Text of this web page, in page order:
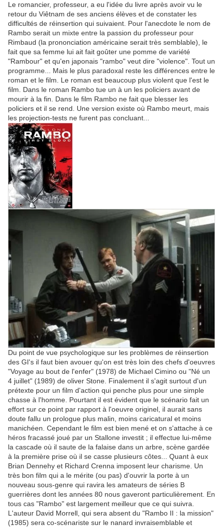
Le romancier, professeur, a eu l'idée du livre après avoir vu le
retour du Viêtnam de ses anciens élèves et de constater les
difficultés de réinsertion qui suivaient. Pour l'anecdote le nom de
Rambo serait un mixte entre la passion du professeur pour
Rimbaud (la prononciation américaine serait très semblable), le
fait que sa femme lui ait fait goûter une pomme de variété
"Rambour" et qu'en japonais "rambo" veut dire "violence". Tout un
programme... Mais le plus paradoxal reste les différences entre le
roman et le film. Le roman est beaucoup plus violent que l'est le
film. Dans le roman Rambo tue un à un les policiers avant de
mourir à la fin. Dans le film Rambo ne fait que blesser les
policiers et il se rend. Une version existe où Rambo meurt, mais
les projection-tests ne furent pas concluant...
Du point de vue psychologique sur les problèmes de réinsertion
des GI's il faut bien avouer qu'on est très loin des chefs d'oeuvres
"Voyage au bout de l'enfer" (1978) de Michael Cimino ou "Né un
4 juillet" (1989) de oliver Stone. Finalement il s'agit surtout d'un
prétexte pour un film d'action qui penche plus pour une simple
chasse à l'homme. Pourtant il est évident que le scénario fait un
effort sur ce point par rapport à l'oeuvre originel, il aurait sans
doute fallu un prologue plus malin, moins caricatural et moins
manichéen. Cependant le film est bien mené et on s'attache à ce
héros fracassé joué par un Stallone investit ; il effectue lui-même
la cascade où il saute de la falaise dans un arbre, scène gardée
à la première prise où il se casse plusieurs côtes... Quant à eux
Brian Dennehy et Richard Crenna imposent leur charisme. Un
très bon film qui a le mérite (ou pas) d'ouvrir la porte à un
nouveau sous-genre qui ravira les amateurs de séries B
guerrières dont les années 80 nous gaveront particulièrement. En
tous cas "Rambo" est largement meilleur que ce qui suivra.
L'auteur David Morrell, qui sera absent du "Rambo II : la mission"
(1985) sera co-scénariste sur le nanard invraisemblable et